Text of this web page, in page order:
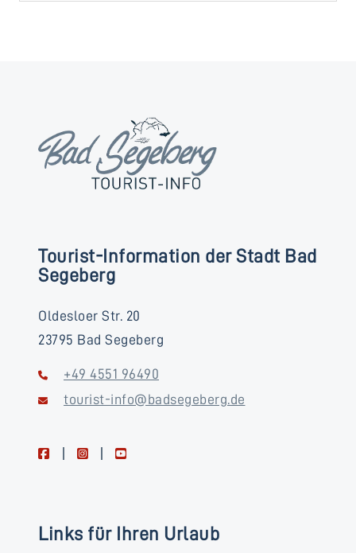
Tourist-Information der Stadt Bad
Segeberg
Oldesloer Str. 20
23795 Bad Segeberg
+49 4551 96490
tourist-info@badsegeberg.de
facebookinstagramyoutube
Links für Ihren Urlaub